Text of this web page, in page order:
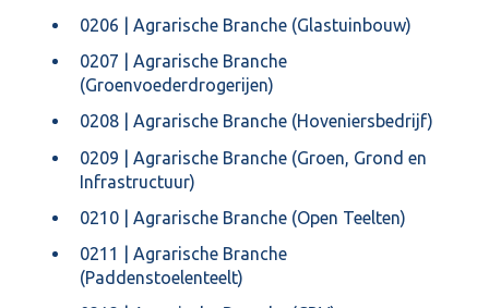
0206 | Agrarische Branche (Glastuinbouw)
0207 | Agrarische Branche
(Groenvoederdrogerijen)
0208 | Agrarische Branche (Hoveniersbedrijf)
0209 | Agrarische Branche (Groen, Grond en
Infrastructuur)
0210 | Agrarische Branche (Open Teelten)
0211 | Agrarische Branche
(Paddenstoelenteelt)